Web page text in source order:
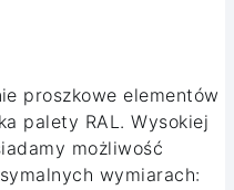
proszkowe elementów
palety RAL. Wysokiej
możliwość
wymiarach: